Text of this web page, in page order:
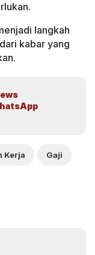
langkah
kabar yang
Kerja Gaji